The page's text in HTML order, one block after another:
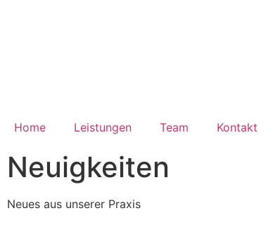
Home Leistungen Team Kontakt
Neuigkeiten
Neues aus unserer Praxis